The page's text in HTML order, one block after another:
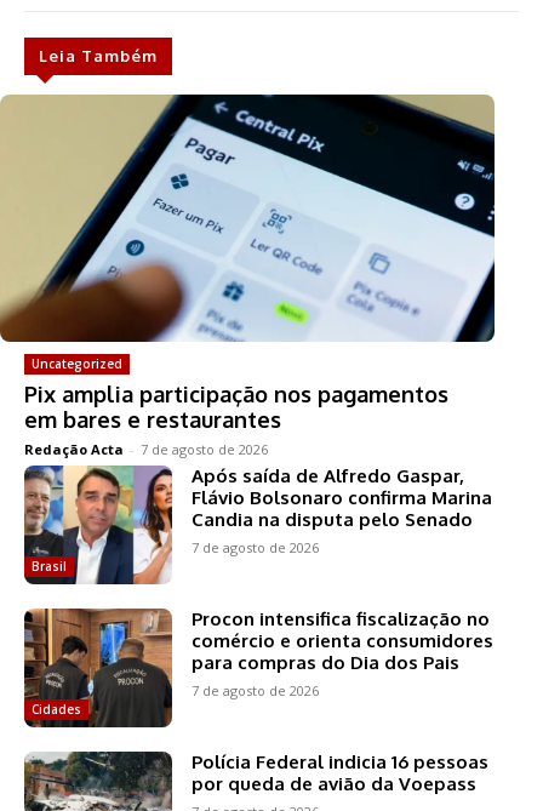
Leia Também
Uncategorized
Pix amplia participação nos pagamentos
em bares e restaurantes
Redação Acta - 7 de agosto de 2026
Brasil
Após saída de Alfredo Gaspar,
Flávio Bolsonaro confirma Marina
Candia na disputa pelo Senado
7 de agosto de 2026
Cidades
Procon intensifica fiscalização no
comércio e orienta consumidores
para compras do Dia dos Pais
7 de agosto de 2026
Polícia Federal indicia 16 pessoas
por queda de avião da Voepass